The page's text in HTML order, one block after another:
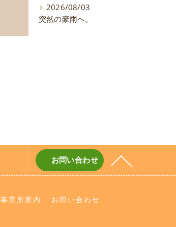
2026/08/03
突然の豪雨へ。
お問い合わせ
事業所案内 お問い合わせ